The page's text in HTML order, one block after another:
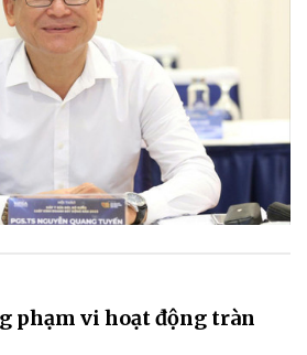
phạm vi hoạt động tràn